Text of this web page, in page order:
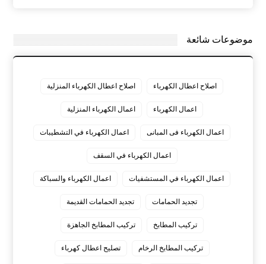
موضوعات شائعة
اصلاح اعطال الكهرباء اصلاح اعطال الكهرباء المنزلية
اعمال الكهرباء اعمال الكهرباء المنزلية
اعمال الكهرباء فى المبانى اعمال الكهرباء في التشطيبات
اعمال الكهرباء في السقف
اعمال الكهرباء في المستشفيات اعمال الكهرباء والسباكة
تجديد الحمامات تجديد الحمامات القديمة
تركيب المطابخ تركيب المطابخ الجاهزة
تركيب المطابخ الرخام تصليح اعطال كهرباء